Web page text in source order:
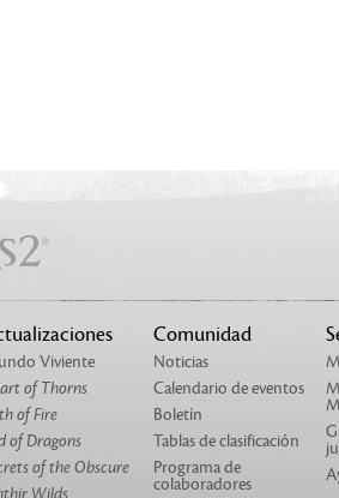
Viviente
of Thorns
of Fire
of Dragons
of the Obscure
Wilds
Comunidad
Noticias
Calendario de eventos
Boletín
Tablas de clasificación
Programa de
colaboradores